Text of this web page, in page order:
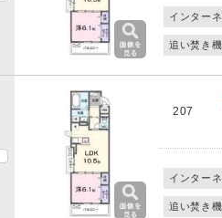
インター
追い焚き
207
インター
追い焚き